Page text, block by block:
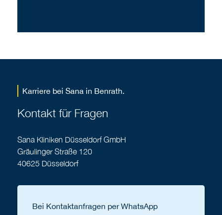
Karriere bei Sana in Benrath.
Kontakt für Fragen
Sana Kliniken Düsseldorf GmbH
Gräulinger Straße 120
40625 Düsseldorf
Bei Kontaktanfragen per WhatsApp